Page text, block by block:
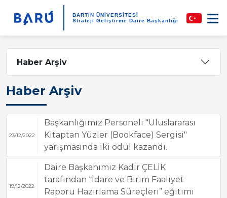
BARTIN ÜNİVERSİTESİ
Strateji Geliştirme Daire Başkanlığı
Haber Arşiv
Haber Arşiv
23/12/2022
Başkanlığımız Personeli "Uluslararası
Kitaptan Yüzler (Bookface) Sergisi"
yarışmasında iki ödül kazandı.
19/12/2022
Daire Başkanımız Kadir ÇELİK
tarafından “İdare ve Birim Faaliyet
Raporu Hazırlama Süreçleri” eğitimi